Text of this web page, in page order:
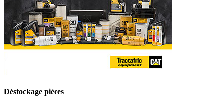
Déstockage pièces